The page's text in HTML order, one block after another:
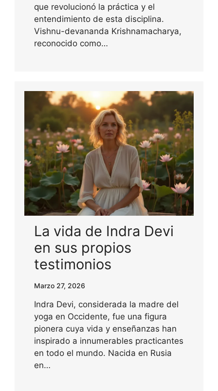
que revolucionó la práctica y el
entendimiento de esta disciplina.
Vishnu-devananda Krishnamacharya,
reconocido como…
La vida de Indra Devi
en sus propios
testimonios
Marzo 27, 2026
Indra Devi, considerada la madre del
yoga en Occidente, fue una figura
pionera cuya vida y enseñanzas han
inspirado a innumerables practicantes
en todo el mundo. Nacida en Rusia
en…